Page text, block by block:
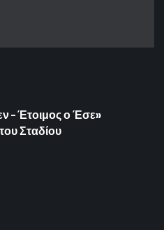
– Έτοιμος ο Έσε»
Σταδίου